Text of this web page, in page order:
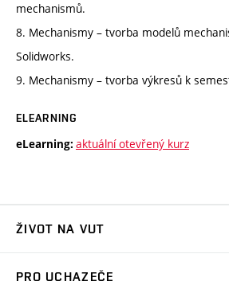
mechanismů.
8. Mechanismy – tvorba modelů
Solidworks.
9. Mechanismy – tvorba výkresů k
ELEARNING
eLearning: aktuální otevřený kurz
ŽIVOT NA VUT
PRO UCHAZEČE